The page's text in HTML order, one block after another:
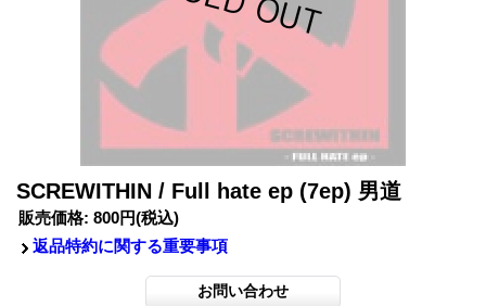
SCREWITHIN / Full hate ep (7ep) 男道
販売価格: 800円(税込)
返品特約に関する重要事項